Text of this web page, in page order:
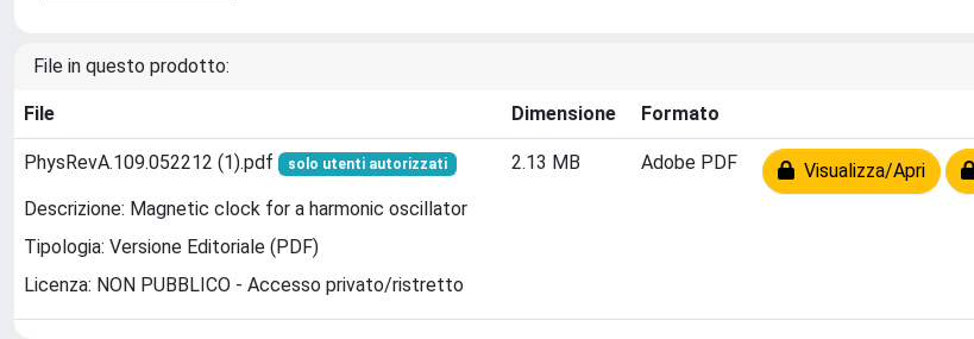
File in questo prodotto:
File Dimensione Formato
PhysRevA.109.052212 (1).pdf solo utenti autorizzati
Descrizione: Magnetic clock for a harmonic oscillator
Tipologia: Versione Editoriale (PDF)
Licenza: NON PUBBLICO - Accesso privato/ristretto
2.13 MB Adobe PDF Visualizza/Apri